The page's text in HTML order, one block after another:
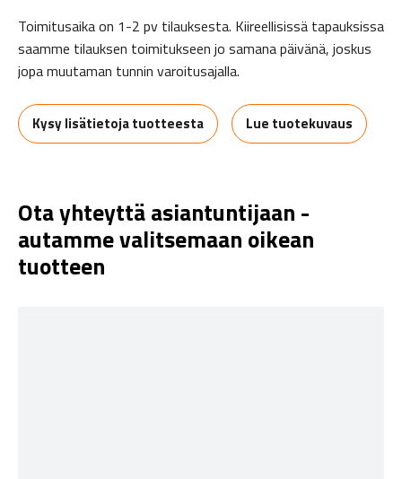
Toimitusaika on 1-2 pv tilauksesta. Kiireellisissä tapauksissa
saamme tilauksen toimitukseen jo samana päivänä, joskus
jopa muutaman tunnin varoitusajalla.
Kysy lisätietoja tuotteesta Lue tuotekuvaus
Ota yhteyttä asiantuntijaan -
autamme valitsemaan oikean
tuotteen